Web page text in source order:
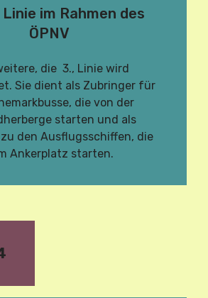
Linie im Rahmen des
ÖPNV
die 3., Linie wird
Sie dient als Zubringer für
die von der
starten und als
den Ausflugsschiffen, die
Ankerplatz starten.